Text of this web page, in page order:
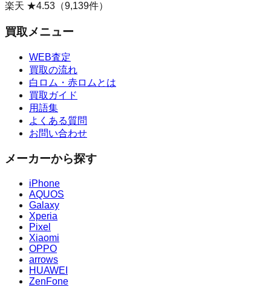
楽天 ★4.53 （9,139件）
買取メニュー
WEB査定
買取の流れ
白ロム・赤ロムとは
買取ガイド
用語集
よくある質問
お問い合わせ
メーカーから探す
iPhone
AQUOS
Galaxy
Xperia
Pixel
Xiaomi
OPPO
arrows
HUAWEI
ZenFone